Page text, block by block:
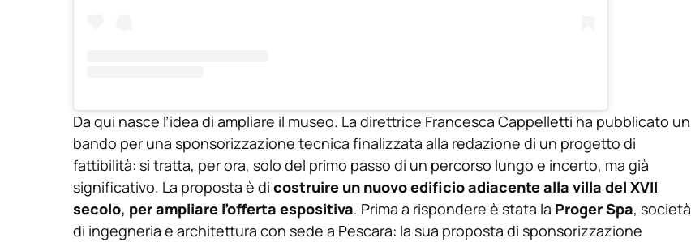
Da qui nasce l’idea di ampliare il museo. La direttrice Francesca Cappelletti ha pubblicato un
bando per una sponsorizzazione tecnica finalizzata alla redazione di un progetto di
fattibilità: si tratta, per ora, solo del primo passo di un percorso lungo e incerto, ma già
significativo. La proposta è di costruire un nuovo edificio adiacente alla villa del XVII
secolo, per ampliare l’offerta espositiva. Prima a rispondere è stata la Proger Spa, società
di ingegneria e architettura con sede a Pescara: la sua proposta di sponsorizzazione